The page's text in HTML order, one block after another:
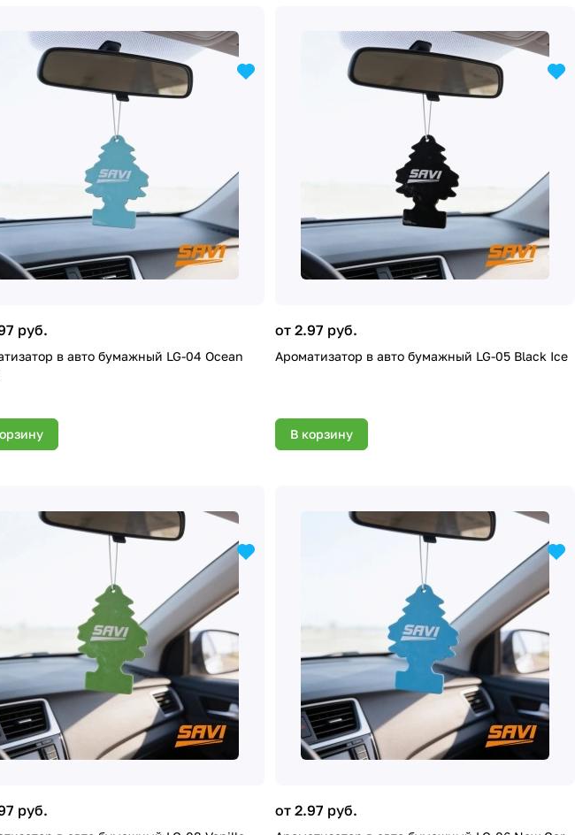
руб.
в авто бумажный LG-04 Ocean
от 2.97 руб.
Ароматизатор в авто бумажный LG-05 Black Ice
В корзину
руб. от 2.97 руб.